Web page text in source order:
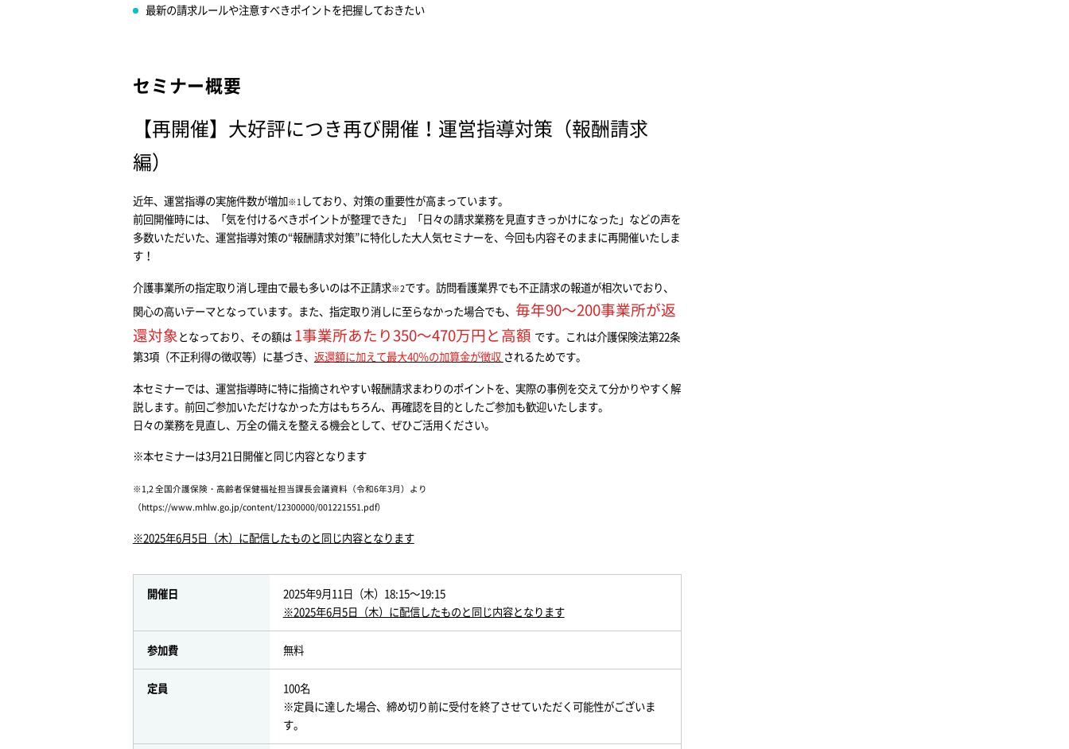
最新の請求ルールや注意すべきポイントを把握しておきたい
セミナー概要
【再開催】大好評につき再び開催！運営指導対策（報酬請求
編）
近年、運営指導の実施件数が増加※1 しており、対策の重要性が高まっています。
前回開催時には、「気を付けるべきポイントが整理できた」「日々の請求業務を見直すきっかけになった」などの声を
多数いただいた、運営指導対策の“報酬請求対策”に特化した大人気セミナーを、今回も内容そのままに再開催いたしま
す！
介護事業所の指定取り消し理由で最も多いのは不正請求※2です。訪問看護業界でも不正請求の報道が相次いでおり、
関心の高いテーマとなっています。また、指定取り消しに至らなかった場合でも、 毎年90～200事業所が返
還対象となっており、その額は 1事業所あたり350～470万円と高額 です。これは介護保険法第22条
第3項（不正利得の徴収等）に基づき、 返還額に加えて最大40％の加算金が徴収 されるためです。
本セミナーでは、運営指導時に特に指摘されやすい報酬請求まわりのポイントを、実際の事例を交えて分かりやすく解
説します。前回ご参加いただけなかった方はもちろん、再確認を目的としたご参加も歓迎いたします。
日々の業務を見直し、万全の備えを整える機会として、ぜひご活用ください。
※本セミナーは3月21日開催と同じ内容となります
※1,2 全国介護保険・高齢者保健福祉担当課長会議資料（令和6年3月）より
（https://www.mhlw.go.jp/content/12300000/001221551.pdf）
※2025年6月5日（木）に配信したものと同じ内容となります
開催日 2025年9月11日（木）18:15～19:15
※2025年6月5日（木）に配信したものと同じ内容となります
参加費 無料
定員
100名
※定員に達した場合、締め切り前に受付を終了させていただく可能性がございま
す。